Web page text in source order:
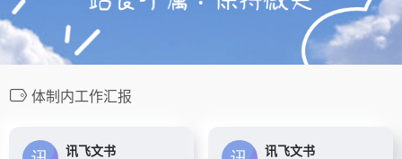
体制内工作汇报
讯飞文书 讯飞文书